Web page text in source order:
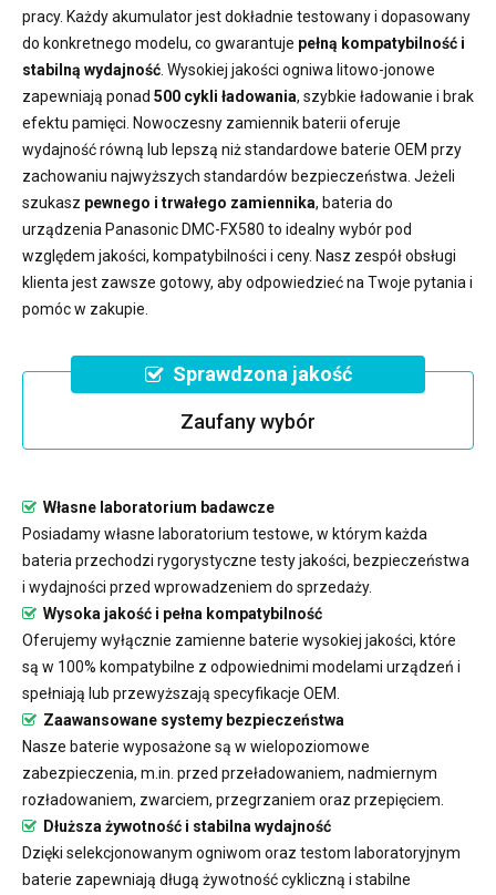
pracy. Każdy akumulator jest dokładnie testowany i dopasowany
do konkretnego modelu, co gwarantuje pełną kompatybilność i
stabilną wydajność . Wysokiej jakości ogniwa litowo-jonowe
zapewniają ponad 500 cykli ładowania, szybkie ładowanie i brak
efektu pamięci. Nowoczesny zamiennik baterii oferuje
wydajność równą lub lepszą niż standardowe baterie OEM przy
zachowaniu najwyższych standardów bezpieczeństwa. Jeżeli
szukasz pewnego i trwałego zamiennika, bateria do
urządzenia Panasonic DMC-FX580 to idealny wybór pod
względem jakości, kompatybilności i ceny. Nasz zespół obsługi
klienta jest zawsze gotowy, aby odpowiedzieć na Twoje pytania i
pomóc w zakupie.
Sprawdzona jakość
Zaufany wybór
Własne laboratorium badawcze
Posiadamy własne laboratorium testowe, w którym każda
bateria przechodzi rygorystyczne testy jakości, bezpieczeństwa
i wydajności przed wprowadzeniem do sprzedaży.
Wysoka jakość i pełna kompatybilność
Oferujemy wyłącznie zamienne baterie wysokiej jakości, które
są w 100% kompatybilne z odpowiednimi modelami urządzeń i
spełniają lub przewyższają specyfikacje OEM.
Zaawansowane systemy bezpieczeństwa
Nasze baterie wyposażone są w wielopoziomowe
zabezpieczenia, m.in. przed przeładowaniem, nadmiernym
rozładowaniem, zwarciem, przegrzaniem oraz przepięciem.
Dłuższa żywotność i stabilna wydajność
Dzięki selekcjonowanym ogniwom oraz testom laboratoryjnym
baterie zapewniają długą żywotność cykliczną i stabilne